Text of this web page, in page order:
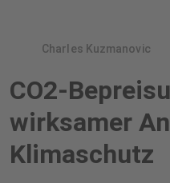
Charles Kuzmanovic
CO2-
wirksamer
Klimaschutz